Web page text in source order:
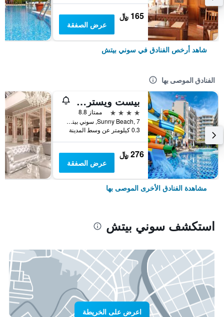
165 ﷼
عرض الصفقة
شاهد أرخص الفنادق في سوني بيتش
الفنادق الموصى بها
بيست ويسترن بلص بريميوم إن
4 نجوم
ممتاز 8.8
Sunny Beach, 7, سوني بيتش, بلغاريا
0.3 كيلومتر عن وسط المدينة
276 ﷼
عرض الصفقة
مشاهدة الفنادق الأخرى الموصى بها
استكشف سوني بيتش
اعرض على الخريطة